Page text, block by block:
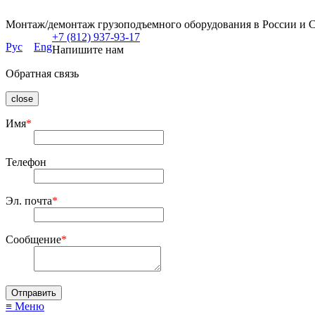
Монтаж/демонтаж грузоподъемного оборудования в России и
Рус
Eng
+7 (812) 937-93-17
Напишите нам
Обратная связь
close
Имя*
Телефон
Эл. почта*
Сообщение*
≡ Меню